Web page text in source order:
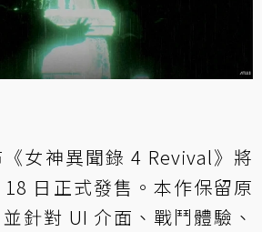
女神異聞錄 4 Revival》將
日正式發售。本作保留原
針對 UI 介面、戰鬥體驗、